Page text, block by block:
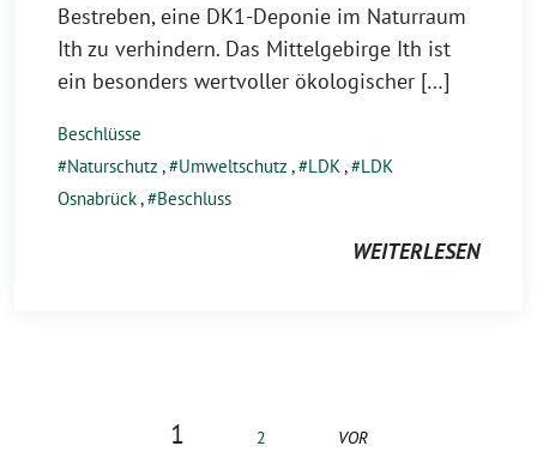
Bestreben, eine DK1-Deponie im Naturraum
Ith zu verhindern. Das Mittelgebirge Ith ist
ein besonders wertvoller ökologischer […]
Beschlüsse
Naturschutz , Umweltschutz , LDK ,
LDK
Osnabrück, Beschluss
WEITERLESEN
1 2 VOR